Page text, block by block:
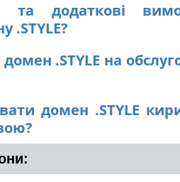
та додаткові
.STYLE?
.STYLE на
домен .STYLE